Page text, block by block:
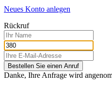
Neues Konto anlegen
Rückruf
Bestellen Sie einen Anruf
Danke, Ihre Anfrage wird